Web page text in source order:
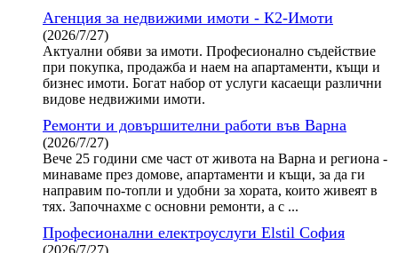
Агенция за недвижими имоти - К2-Имоти
(2026/7/27)
Актуални обяви за имоти. Професионално съдействие
при покупка, продажба и наем на апартаменти, къщи и
бизнес имоти. Богат набор от услуги касаещи различни
видове недвижими имоти.
Ремонти и довършителни работи във Варна
(2026/7/27)
Вече 25 години сме част от живота на Варна и региона -
минаваме през домове, апартаменти и къщи, за да ги
направим по-топли и удобни за хората, които живеят в
тях. Започнахме с основни ремонти, а с ...
Професионални електроуслуги Elstil София
(2026/7/27)